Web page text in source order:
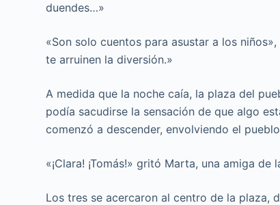
duendes…»
«Son solo cuentos para asustar a los
te arruinen la diversión.»
A medida que la noche caía, la plaza del
podía sacudirse la sensación de que algo
comenzó a descender, envolviendo el
«¡Clara! ¡Tomás!» gritó Marta, una amiga
Los tres se acercaron al centro de la plaza,